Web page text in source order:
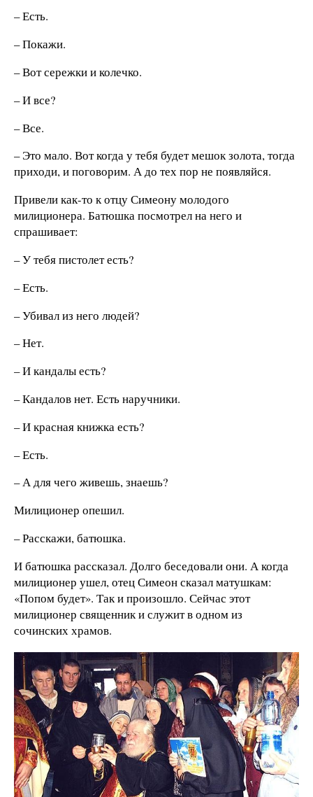
– Есть.
– Покажи.
– Вот сережки и колечко.
– И все?
– Все.
– Это мало. Вот когда у тебя будет мешок золота, тогда
приходи, и поговорим. А до тех пор не появляйся.
Привели как-то к отцу Симеону молодого
милиционера. Батюшка посмотрел на него и
спрашивает:
– У тебя пистолет есть?
– Есть.
– Убивал из него людей?
– Нет.
– И кандалы есть?
– Кандалов нет. Есть наручники.
– И красная книжка есть?
– Есть.
– А для чего живешь, знаешь?
Милиционер опешил.
– Расскажи, батюшка.
И батюшка рассказал. Долго беседовали они. А когда
милиционер ушел, отец Симеон сказал матушкам:
«Попом будет». Так и произошло. Сейчас этот
милиционер священник и служит в одном из
сочинских храмов.